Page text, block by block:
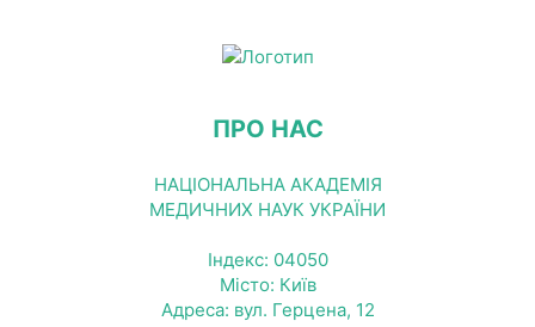
ПРО НАС
НАЦІОНАЛЬНА АКАДЕМІЯ
МЕДИЧНИХ НАУК УКРАЇНИ
Індекс: 04050
Місто: Київ
Адреса: вул. Герцена, 12